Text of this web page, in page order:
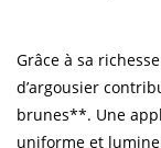
Grâce à sa
d’argousier
brunes**. Une
uniforme et